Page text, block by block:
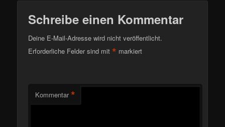
Schreibe einen Kommentar
Deine E-Mail-Adresse wird nicht veröffentlicht.
Erforderliche Felder sind mit* markiert
Kommentar *